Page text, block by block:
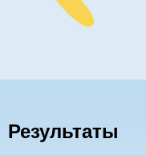
Результаты